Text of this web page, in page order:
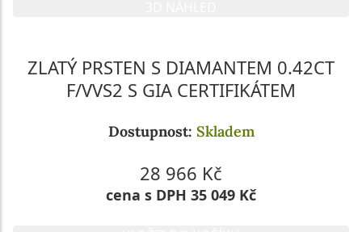
ZLATÝ PRSTEN S DIAMANTEM 0.42CT
F/VVS2 S GIA CERTIFIKÁTEM
Dostupnost: Skladem
28 966 Kč
cena s DPH 35 049 Kč